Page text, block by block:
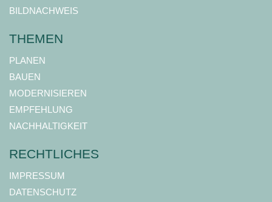
BILDNACHWEIS
THEMEN
PLANEN
BAUEN
MODERNISIEREN
EMPFEHLUNG
NACHHALTIGKEIT
RECHTLICHES
IMPRESSUM
DATENSCHUTZ